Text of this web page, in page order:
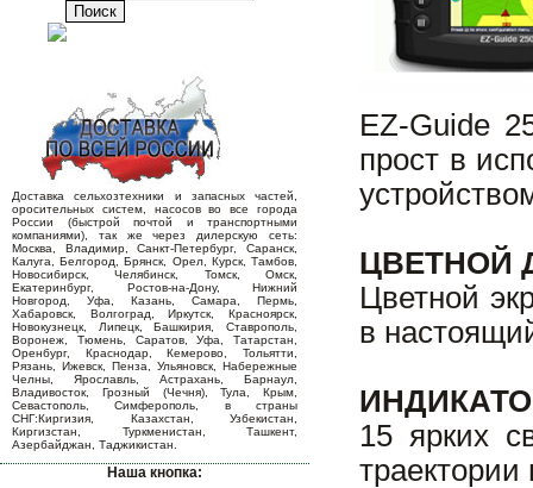
Доставка сельхозтехники и запасных частей,
оросительных систем, насосов во все города
России (быстрой почтой и транспортными
компаниями), так же через дилерскую сеть:
Москва, Владимир, Санкт-Петербург, Саранск,
Калуга, Белгород, Брянск, Орел, Курск, Тамбов,
Новосибирск, Челябинск, Томск, Омск,
Екатеринбург, Ростов-на-Дону, Нижний
Новгород, Уфа, Казань, Самара, Пермь,
Хабаровск, Волгоград, Иркутск, Красноярск,
Новокузнецк, Липецк, Башкирия, Ставрополь,
Воронеж, Тюмень, Саратов, Уфа, Татарстан,
Оренбург, Краснодар, Кемерово, Тольятти,
Рязань, Ижевск, Пенза, Ульяновск, Набережные
Челны, Ярославль, Астрахань, Барнаул,
Владивосток, Грозный (Чечня), Тула, Крым,
Севастополь, Симферополь, в страны
СНГ:Киргизия, Казахстан, Узбекистан,
Киргизстан, Туркменистан, Ташкент,
Азербайджан, Таджикистан.
Наша кнопка:
EZ-Guide
прост в
ЦВЕТНОЙ
Цветной
в
15 ярких